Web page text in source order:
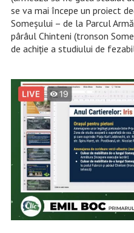
se va mai începe un proiect
Someșului – de la Parcul
pârâul Chinteni (tronson
de achiție a studiului de